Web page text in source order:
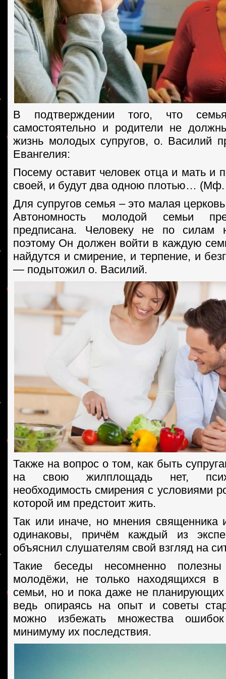
В подтверждении того, что
самостоятельно и родители не
жизнь молодых супругов, о. Василий
Евангелия:
Посему оставит человек отца и мать и
своей, и будут два одною плотью… (Мф.
Для супругов семья – это малая
Автономность молодой семьи
предписана. Человеку не по силам
поэтому Он должен войти в каждую
найдутся и смирение, и терпение, и
— подытожил о. Василий.
Также на вопрос о том, как быть
на свою жилплощадь нет,
необходимость смирения с условиями
которой им предстоит жить.
Так или иначе, но мнения священника
одинаковы, причём каждый из
объяснил слушателям свой взгляд на
Такие беседы несомненно
молодёжи, не только находящихся в
семьи, но и пока даже не
ведь опираясь на опыт и советы
можно избежать множества
минимуму их последствия.